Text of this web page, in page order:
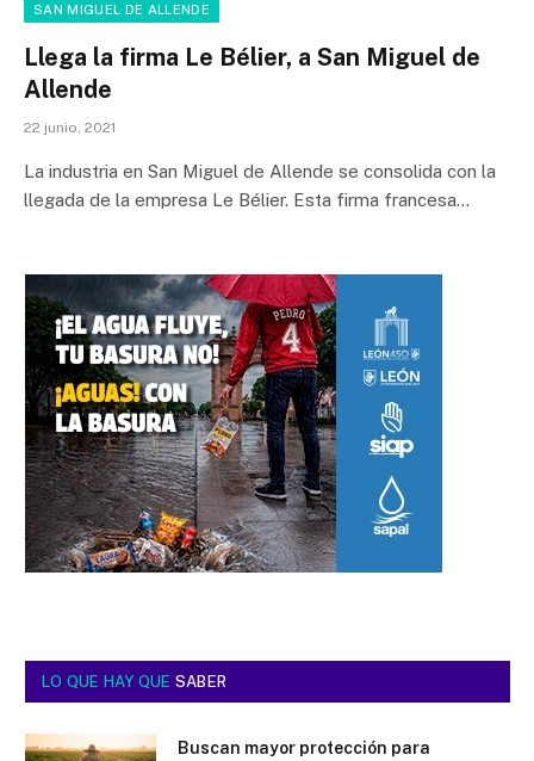
SAN MIGUEL DE ALLENDE
Llega la firma Le Bélier, a San Miguel de
Allende
22 junio, 2021
La industria en San Miguel de Allende se consolida con la
llegada de la empresa Le Bélier. Esta firma francesa…
LO QUE HAY QUE SABER
Buscan mayor protección para